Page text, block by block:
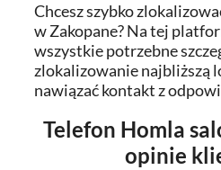
Chcesz szybko
w Zakopane? Na tej
wszystkie potrzebne
zlokalizowanie najbliższą
nawiązać kontakt z
Telefon Homla
opinie